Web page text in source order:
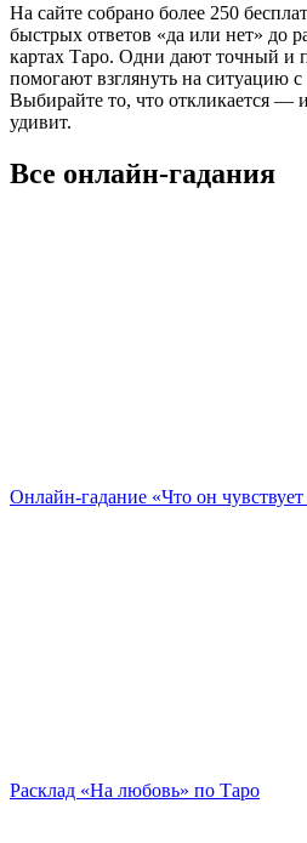
На сайте собрано более 250
быстрых ответов «да или нет» до
картах Таро. Одни дают точный и
помогают взглянуть на ситуацию
Выбирайте то, что откликается —
удивит.
Все онлайн-гадания
Онлайн-гадание «Что он чувствует
Расклад «На любовь» по Таро